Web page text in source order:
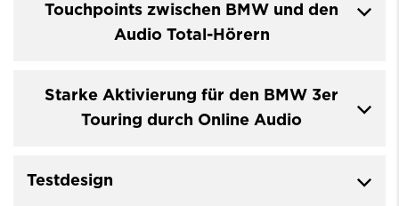
Touchpoints zwischen BMW und den
Audio Total-Hörern
Starke Aktivierung für den BMW 3er
Touring durch Online Audio
Testdesign